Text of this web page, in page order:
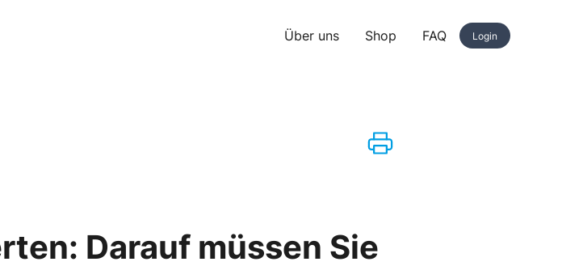
Über uns Shop FAQ Login
Darauf müssen Sie